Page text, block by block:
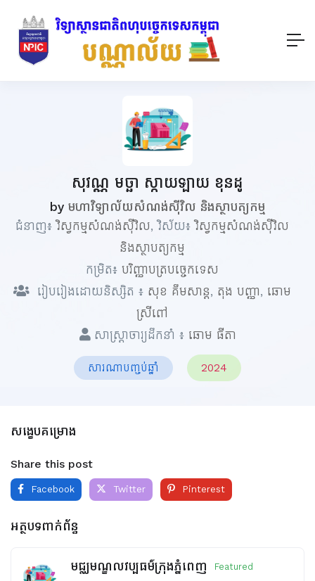
សុវណ្ណ មច្ឆា ស្កាយឡាយ ខុនដូ
by មហាវិទ្យាល័យសំណង់ស៊ីវិល និងស្ថាបត្យកម្ម
ជំនាញ៖វិស្វកម្មសំណង់ស៊ីវិល, វិស័យ៖វិស្វកម្មសំណង់ស៊ីវិល
និងស្ថាបត្យកម្ម
កម្រិត៖ បរិញ្ញាបត្របច្ចេកទេស
រៀបរៀងដោយនិស្សិត ៖ សុខ គឹមសាន្ត, តុង បញ្ញា, ឆោម​
ស្រីពៅ
សាស្ត្រាចារ្យដឹកនាំ ៖ ឆោម ធីតា
សារណាបញ្ចប់ឆ្នាំ 2024
សង្ខេបគម្រោង
Share this post
Facebook Twitter Pinterest
អត្ថបទពាក់ព័ន្ធ
មជ្ឈមណ្ឌលវប្បធម៌ក្រុងភ្នំពេញ Featured